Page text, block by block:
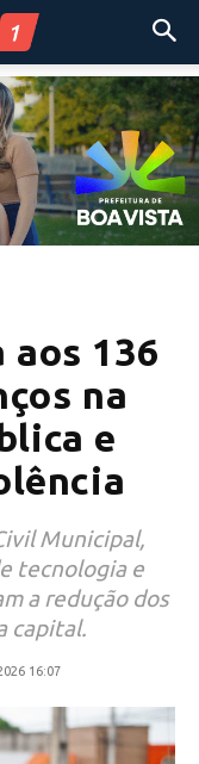
aos 136
na
e
Municipal,
tecnologia e
a redução dos
capital.
16:07